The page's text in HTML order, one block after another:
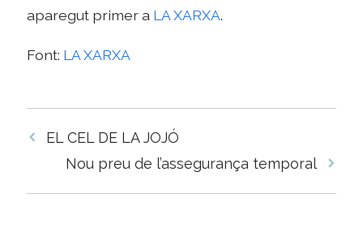
aparegut primer a LA XARXA.
Font: LA XARXA
Navegació
EL CEL DE LA JOJÓ
Nou preu de l’assegurança temporal